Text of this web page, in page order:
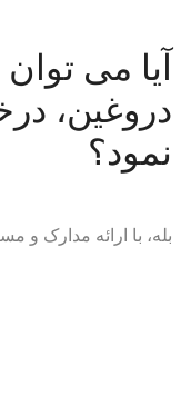
آیا می
دروغین،
نمود؟
بله، با ارائه مدارک و